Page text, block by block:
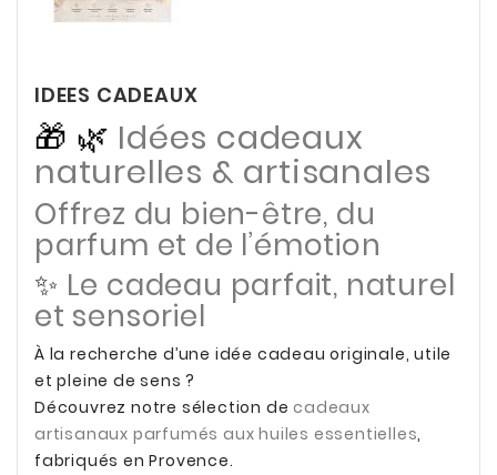
IDEES CADEAUX
🎁 🌿 Idées cadeaux
naturelles & artisanales
Offrez du bien-être, du
parfum et de l’émotion
✨ Le cadeau parfait, naturel
et sensoriel
À la recherche d’une idée cadeau originale, utile
et pleine de sens ?
Découvrez notre sélection decadeaux
artisanaux parfumés aux huiles essentielles,
fabriqués en Provence.